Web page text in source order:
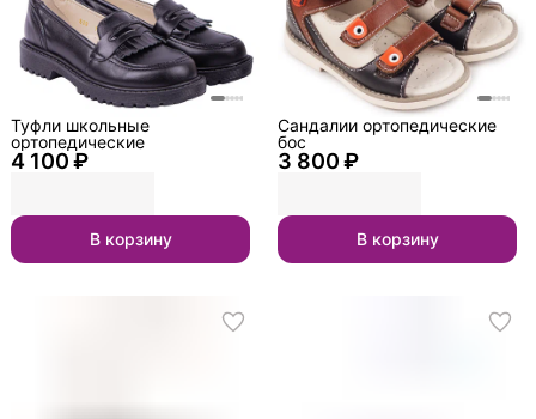
4 100 ₽
Туфли школьные
ортопедические
В корзину
3 800 ₽
Сандалии ортопедические
бос
В корзину